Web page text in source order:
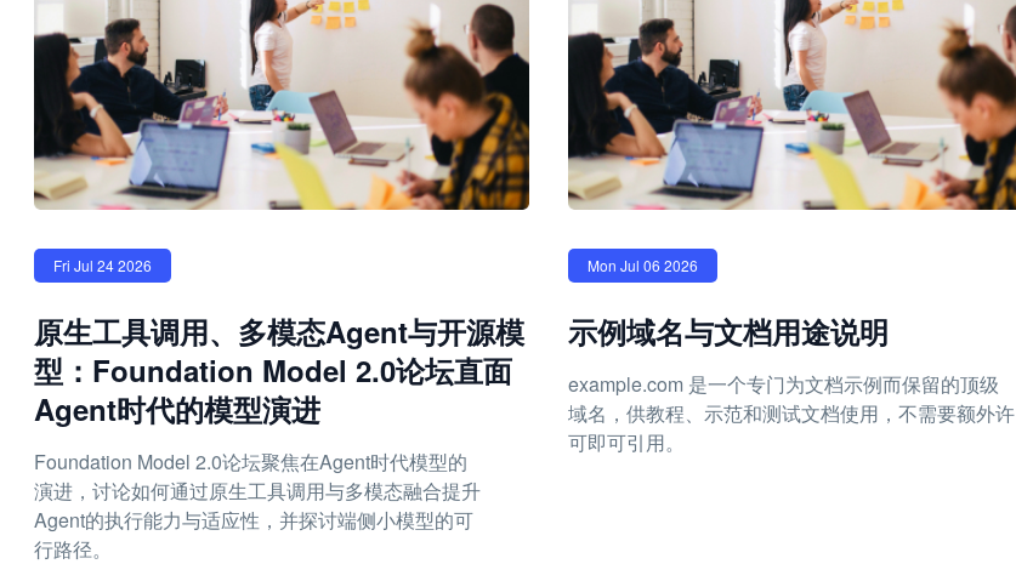
Fri Jul 24 2026
原生工具调用、多模态Agent与开源模
型：Foundation Model 2.0论坛直面
Agent时代的模型演进
Foundation Model 2.0论坛聚焦在Agent时代模型的
演进，讨论如何通过原生工具调用与多模态融合提升
Agent的执行能力与适应性，并探讨端侧小模型的可
行路径。
Mon Jul 06 2026
示例域名与文档用途说明
example.com 是一个专门为文档示例而保留的顶级
域名，供教程、示范和测试文档使用，不需要额外许
可即可引用。